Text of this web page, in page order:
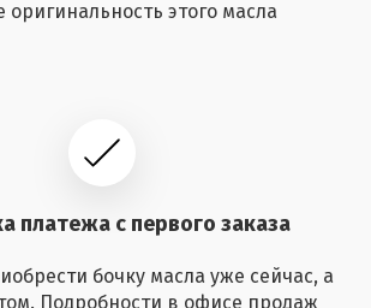
этого масла
платежа с первого заказа
бочку масла уже сейчас, а
Подробности в офисе продаж